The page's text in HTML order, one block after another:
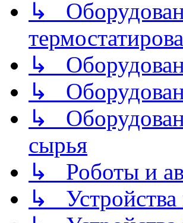
↳
↳
↳
↳
сырья
↳ Роботы и
↳